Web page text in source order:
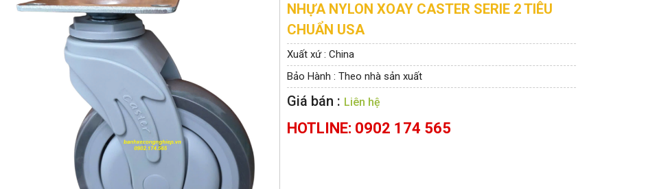
NHỰA NYLON XOAY CASTER SERIE 2 TIÊU
CHUẨN USA
Xuất xứ : China
Bảo Hành : Theo nhà sản xuất
Giá bán : Liên hệ
HOTLINE: 0902 174 565